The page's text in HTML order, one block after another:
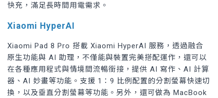
快充，滿足長時間用電需求。
Xiaomi HyperAI
Xiaomi Pad 8 Pro 搭載 Xiaomi HyperAI 服務，透過融合
原生功能與 AI 助理，不僅能與裝置完美搭配運作，還可以
在各種應用程式與情境間流暢銜接，提供 AI 寫作、AI 計算
器、AI 妙畫等功能。支援 1：9 比例配置的分割螢幕快速切
換，以及垂直分割螢幕等功能。另外，還可做為 MacBook